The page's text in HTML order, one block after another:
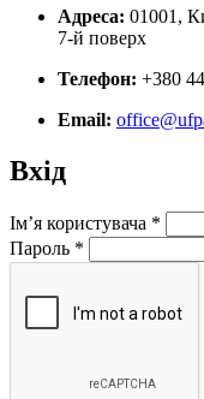
Адреса: 01001,
7-й поверх
Телефон: +380
Email:
Вхід
Ім’я користувача *
Пароль *